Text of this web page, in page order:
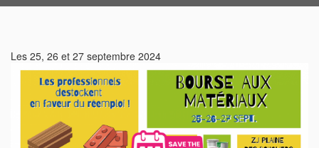
Les 25, 26 et 27 septembre 2024